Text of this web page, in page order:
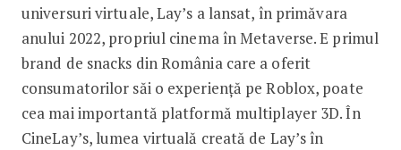
universuri virtuale, Lay’s a lansat, în primăvara
anului 2022, propriul cinema în Metaverse. E primul
brand de snacks din România care a oferit
consumatorilor săi o experiență pe Roblox, poate
cea mai importantă platformă multiplayer 3D. În
CineLay’s, lumea virtuală creată de Lay’s în